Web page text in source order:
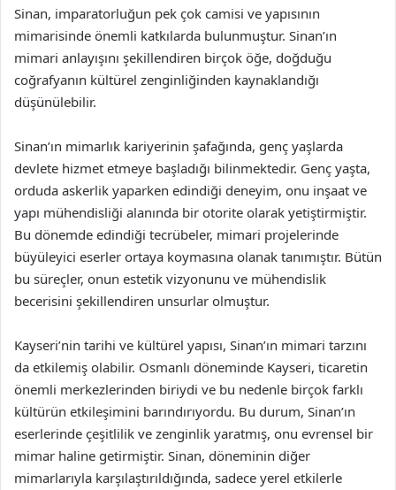
Sinan, imparatorluğun pek çok camisi ve yapısının
mimarisinde önemli katkılarda bulunmuştur. Sinan’ın
mimari anlayışını şekillendiren birçok öğe, doğduğu
coğrafyanın kültürel zenginliğinden kaynaklandığı
düşünülebilir.
Sinan’ın mimarlık kariyerinin şafağında, genç yaşlarda
devlete hizmet etmeye başladığı bilinmektedir. Genç yaşta,
orduda askerlik yaparken edindiği deneyim, onu inşaat ve
yapı mühendisliği alanında bir otorite olarak yetiştirmiştir.
Bu dönemde edindiği tecrübeler, mimari projelerinde
büyüleyici eserler ortaya koymasına olanak tanımıştır. Bütün
bu süreçler, onun estetik vizyonunu ve mühendislik
becerisini şekillendiren unsurlar olmuştur.
Kayseri’nin tarihi ve kültürel yapısı, Sinan’ın mimari tarzını
da etkilemiş olabilir. Osmanlı döneminde Kayseri, ticaretin
önemli merkezlerinden biriydi ve bu nedenle birçok farklı
kültürün etkileşimini barındırıyordu. Bu durum, Sinan’ın
eserlerinde çeşitlilik ve zenginlik yaratmış, onu evrensel bir
mimar haline getirmiştir. Sinan, döneminin diğer
mimarlarıyla karşılaştırıldığında, sadece yerel etkilerle